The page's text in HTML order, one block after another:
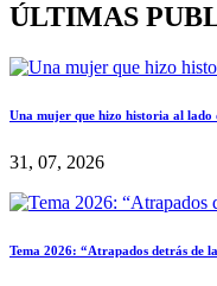
ÚLTIMAS
Una mujer que hizo historia al lado
31, 07, 2026
Tema 2026: “Atrapados detrás de